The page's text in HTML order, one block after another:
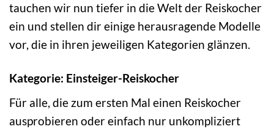
tauchen wir nun tiefer in die Welt der Reiskocher
ein und stellen dir einige herausragende Modelle
vor, die in ihren jeweiligen Kategorien glänzen.
Kategorie: Einsteiger-Reiskocher
Für alle, die zum ersten Mal einen Reiskocher
ausprobieren oder einfach nur unkompliziert